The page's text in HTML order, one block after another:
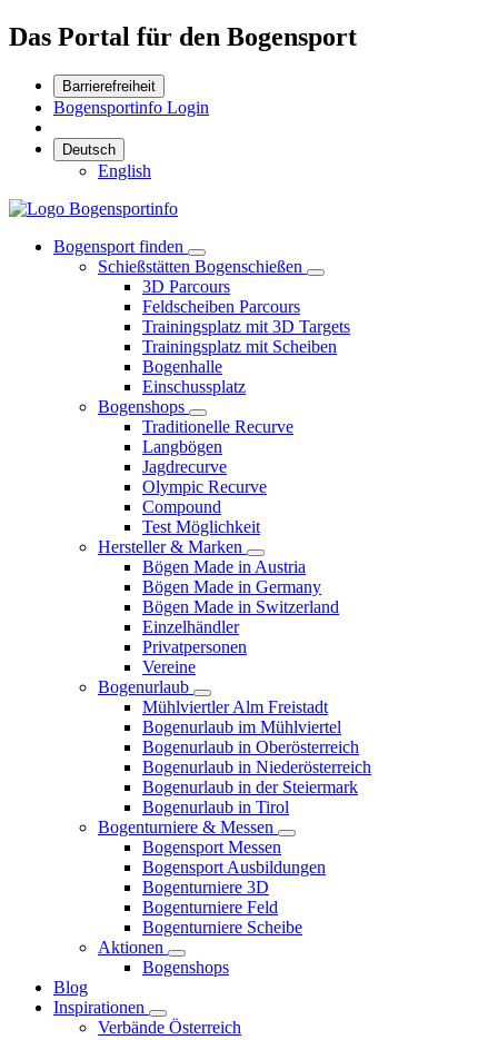
Das Portal für den Bogensport
Barrierefreiheit
Bogensportinfo Login
Deutsch
English
Bogensport finden
Schießstätten Bogenschießen
3D Parcours
Feldscheiben Parcours
Trainingsplatz mit 3D Targets
Trainingsplatz mit Scheiben
Bogenhalle
Einschussplatz
Bogenshops
Traditionelle Recurve
Langbögen
Jagdrecurve
Olympic Recurve
Compound
Test Möglichkeit
Hersteller & Marken
Bögen Made in Austria
Bögen Made in Germany
Bögen Made in Switzerland
Einzelhändler
Privatpersonen
Vereine
Bogenurlaub
Mühlviertler Alm Freistadt
Bogenurlaub im Mühlviertel
Bogenurlaub in Oberösterreich
Bogenurlaub in Niederösterreich
Bogenurlaub in der Steiermark
Bogenurlaub in Tirol
Bogenturniere & Messen
Bogensport Messen
Bogensport Ausbildungen
Bogenturniere 3D
Bogenturniere Feld
Bogenturniere Scheibe
Aktionen
Bogenshops
Blog
Inspirationen
Verbände Österreich